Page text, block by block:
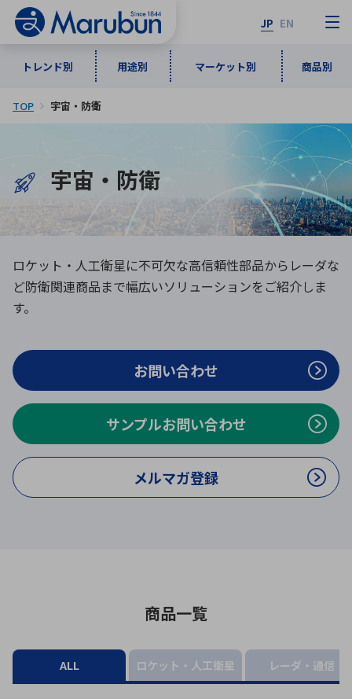
JP EN
トレンド別 用途別 マーケット別 商品別
トレンド別
インダストリアルDXソリューション
ロボティクス（AI）
データセンタ・クラウド
ミリ波レーダー
用途別
通信・ネットワーク
品質管理・検査
接着・接合
製品製造・加工
マーケット別
自動車 産業
情報通信 宇宙・防衛
商品別
半導体・電子部品 ソフトウェア
計測・測定・表示機器 検査・分析機器
ICTソリューション 組立・ロボティクス
レーザー・光学部品 組込コンピュータ
メーカ一覧
50音順
あ行 か行 さ行
た行
ら行
わ行
B C
E
F G
H
J K
M
N O
P
R S
TOP 宇宙・防衛
宇宙・防衛
ロケット・人工衛星に不可欠な高信頼性部品からレーダな
ど防衛関連商品まで幅広いソリューションをご紹介しま
す。
お問い合わせ
サンプルお問い合わせ
メルマガ登録
商品一覧
ALL ロケット・人工衛星 レーダ・通信